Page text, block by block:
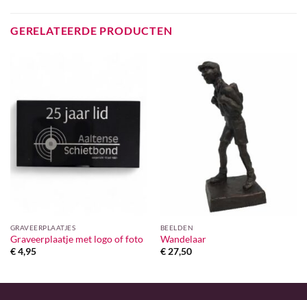
GERELATEERDE PRODUCTEN
GRAVEERPLAATJES
Graveerplaatje met logo of foto
€4,95
BEELDEN
Wandelaar
€27,50